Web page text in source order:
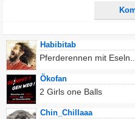
Habibitab
Pferderennen mit Eseln...
Ökofan
2 Girls one Balls
Chin_Chillaaa